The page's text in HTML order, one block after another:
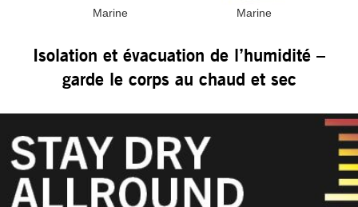
Marine Marine
Isolation et évacuation de l’humidité –
garde le corps au chaud et sec